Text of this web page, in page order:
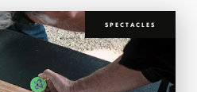
SPECTACLES